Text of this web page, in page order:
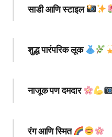
साडी आणि स्टाइल
शुद्ध पारंपरिक लूक
नाजूक पण दमदार
रंग आणि स्मित